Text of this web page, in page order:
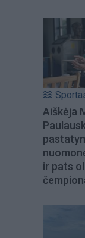
Aiškėja
ir pats